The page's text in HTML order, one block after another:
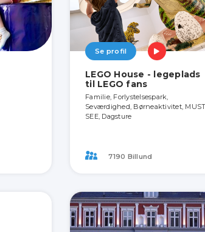
Se profil
LEGO House - legeplads
til LEGO fans
Familie, Forlystelsespark,
Seværdighed, Børneaktivitet, MUST
SEE, Dagsture
7190 Billund